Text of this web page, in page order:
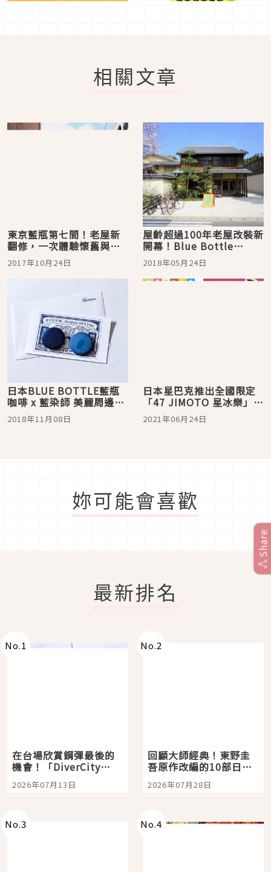
相關文章
東京藍瓶第七間！老屋新
翻修，一次體驗懷舊與時
髦的「Blue Bottle三軒
茶屋」
2017年10月24日
屋齡超過100年老屋改裝新
開幕！Blue Bottle
Coffee藍瓶咖啡京都店你
去過了嗎？
2018年05月24日
日本BLUE BOTTLE藍瓶
咖啡 x 藍染師 美麗周邊期
間限定登場
2018年11月08日
日本星巴克推出全國限定
「47 JIMOTO 星冰樂」！
北海道玉米、千葉醬油糰
子、長崎蜂蜜蛋糕看看你
2021年06月24日
妳可能會喜歡
最新排名
No.1
在台場欣賞鋼彈最後的
機會！「DiverCity
Tokyo Plaza」搭船、
購物、美食及夜景，一
2026年07月13日
No.2
回顧大師經典！東野圭
吾原作改編的10部日本
影視作品推薦
2026年07月28日
No.3 No.4
Share